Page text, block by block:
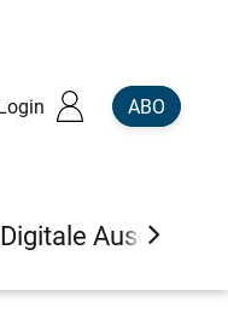
ABO
Digitale Ausgaben